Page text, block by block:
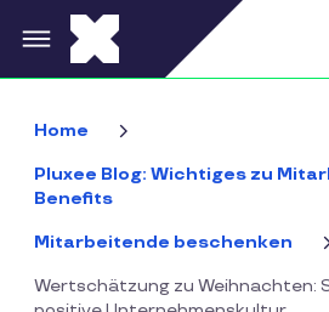
Direkt zum Inhalt
Home
Pluxee Blog: Wichtiges zu
Benefits
Mitarbeitende beschenken
Wertschätzung zu Weihnachten: